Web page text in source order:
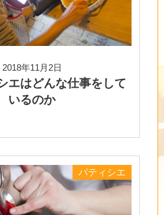
2018年11月2日
エはどんな仕事をして
いるのか
パティシエ